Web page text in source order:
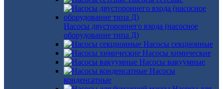
Насосы двустороннего входа (насосное
оборудование типа Д)
Насосы секционные
Насосы химические
Насосы вакуумные
Насосы
конденсатные